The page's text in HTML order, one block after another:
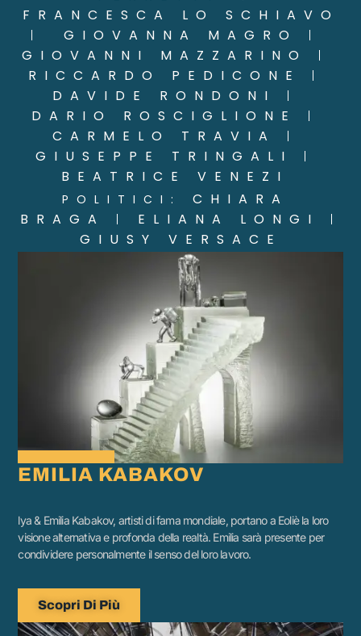
FRANCESCA LO SCHIAVO
| GIOVANNA MAGRO |
GIOVANNI MAZZARINO |
RICCARDO PEDICONE |
DAVIDE RONDONI |
DARIO ROSCIGLIONE |
CARMELO TRAVIA |
GIUSEPPE TRINGALI |
BEATRICE VENEZI
POLITICI: CHIARA
BRAGA
| ELIANA LONGI |
GIUSY VERSACE
EMILIA KABAKOV
lya & Emilia Kabakov, artisti di fama mondiale, portano a Eoliè la loro
visione alternativa e profonda della realtà. Emilia sarà presente per
condividere personalmente il senso del loro lavoro.
Scopri Di Più